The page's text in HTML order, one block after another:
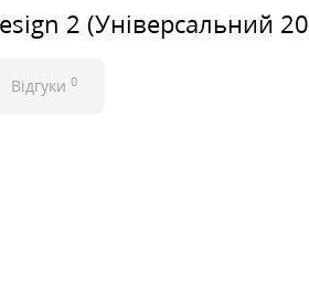
2 (Універсальний
Відгуки 0